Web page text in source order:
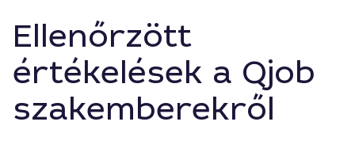
Ellenőrzött
értékelések a Qjob
szakemberekről